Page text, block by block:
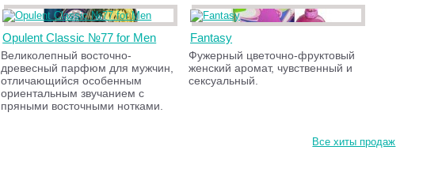
Opulent Classic №77 for Men
Великолепный восточно-
древесный парфюм для мужчин,
отличающийся особенным
ориентальным звучанием с
пряными восточными нотками.
Fantasy
Фужерный цветочно-фруктовый
женский аромат, чувственный и
сексуальный.
Все хиты продаж